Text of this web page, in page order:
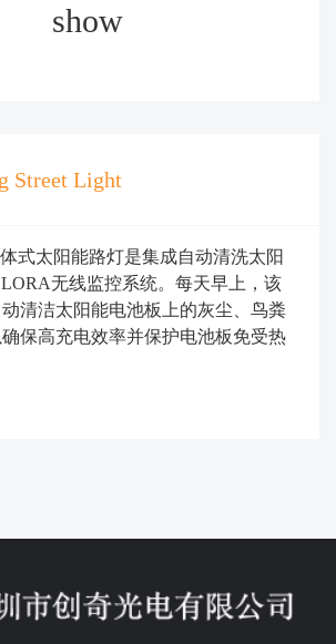
show
Street Light
式太阳能路灯是集成自动清洗太阳
无线监控系统。 每天早上，该
清洁太阳能电池板上的灰尘、鸟粪
保高充电效率并保护电池板免受热